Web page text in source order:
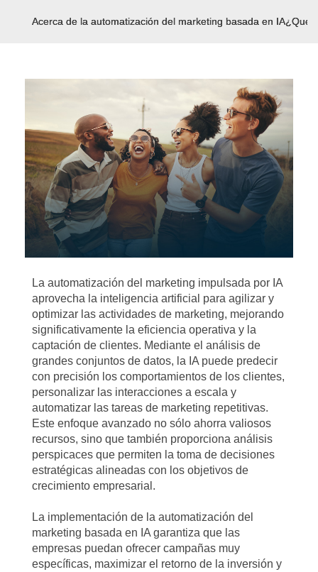
Acerca de la automatización del marketing basada en IA¿Qué
La automatización del marketing impulsada por IA
aprovecha la inteligencia artificial para agilizar y
optimizar las actividades de marketing, mejorando
significativamente la eficiencia operativa y la
captación de clientes. Mediante el análisis de
grandes conjuntos de datos, la IA puede predecir
con precisión los comportamientos de los clientes,
personalizar las interacciones a escala y
automatizar las tareas de marketing repetitivas.
Este enfoque avanzado no sólo ahorra valiosos
recursos, sino que también proporciona análisis
perspicaces que permiten la toma de decisiones
estratégicas alineadas con los objetivos de
crecimiento empresarial.
La implementación de la automatización del
marketing basada en IA garantiza que las
empresas puedan ofrecer campañas muy
específicas, maximizar el retorno de la inversión y